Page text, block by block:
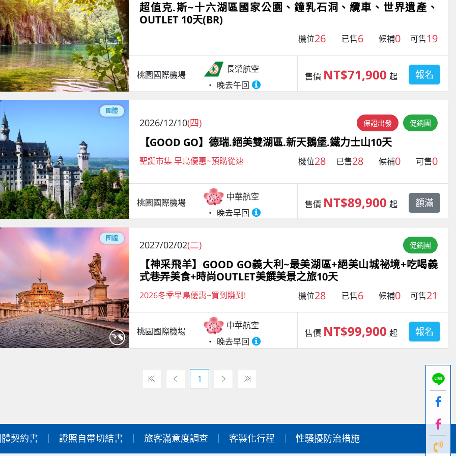
超值克.斯~十六湖區國家公園、鐘乳石洞、纜車、世界遺產、
OUTLET 10天(BR)
機位26 已售6 候補0 可售19
桃園國際機場
長榮航空
晚去午回
售價 NT$71,900 起 報名
團體
2026/12/10(四) 保證出發 促銷團
【GOOD GO】德瑞.絕美雙湖區.新天鵝堡.鐵力士山10天
聖誕市集 早鳥優惠~預購從速 機位28 已售28 候補0 可售0
桃園國際機場
中華航空
晚去早回
售價 NT$89,900 起 額滿
團體
2027/02/02(二) 促銷團
【神采飛羊】GOOD GO義大利~最美湖區+絕美山城祕境+吃喝義
式巷弄美食+時尚OUTLET美饌美景之旅10天
2026冬季早鳥優惠~買到賺到! 機位28 已售6 候補0 可售21
桃園國際機場
中華航空
晚去早回
售價 NT$99,900 起 報名
1
契約書 證照自帶切結書 旅客滿意度調查 客製化行程 性騷擾防治措施